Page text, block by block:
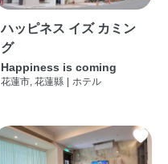
ハッピネス イズ カミン
グ
Happiness is coming
花蓮市, 花蓮縣 ホテル